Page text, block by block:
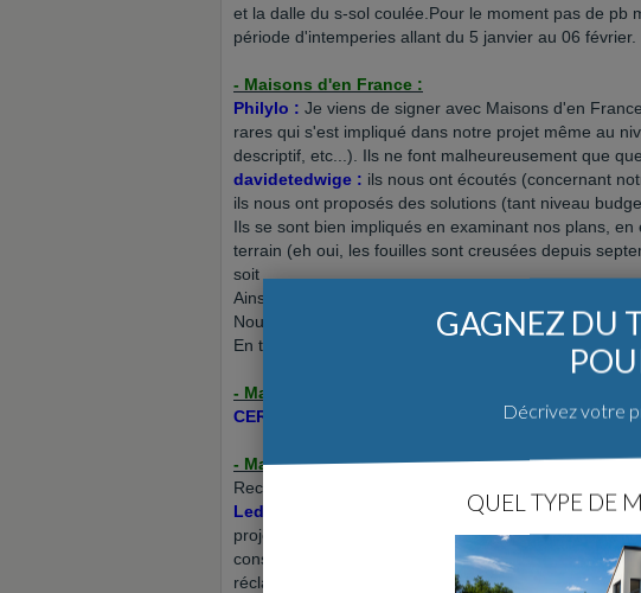
et la dalle du s-sol coulée.Pour le moment pas de pb
période d'intemperies allant du 5 janvier au 06 février.
- Maisons d'en France :
Philylo : Je viens de signer avec Maisons d'en
rares qui s'est impliqué dans notre projet même au
descriptif, etc...). Ils ne font malheureusement que
davidetedwige : ils nous ont écoutés (concernant
ils nous ont proposés des solutions (tant niveau
Ils se sont bien impliqués en examinant nos plans,
terrain (eh oui, les fouilles sont creusées depuis
soit
Ainsi, on constate du sérieux, et du dialogue avec eux.
Nous avons donc signé et attendons la reunion
En tout cas, jusqu'à maintenant nous ne pouvons que
- Maisons RG :
CERISE21 :
Des amis ont construits avec maisons
- Maisons Optimal :
Recommandé par
Ledijonnais :
on construit donc dans le 21 à Genlis
projet long à démarrer: 7 mois que cela à
constructeur s'est engagé sur 10 mois...on devrait
réclame les indemnités pour retard!!!)
GAGNEZ DU
Décrivez votre
QUEL TYPE DE